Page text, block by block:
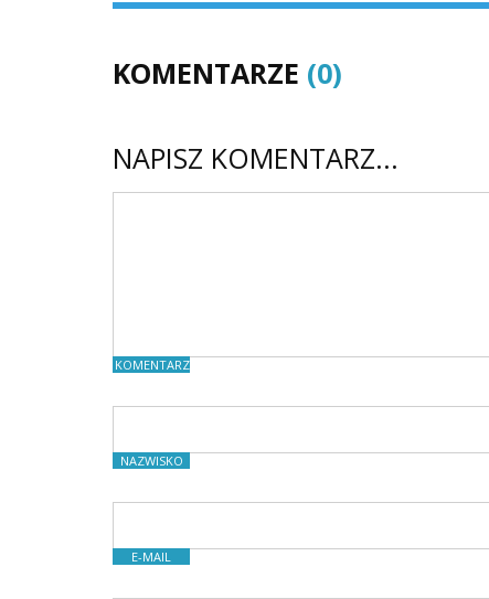
KOMENTARZE (0)
NAPISZ KOMENTARZ...
KOMENTARZE
NAZWISKO
E-MAIL